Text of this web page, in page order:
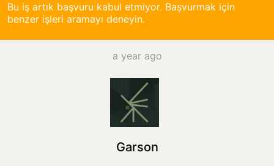
Bu iş artık başvuru kabul etmiyor. Başvurmak için
benzer işleri aramayı deneyin.
a year ago
Garson